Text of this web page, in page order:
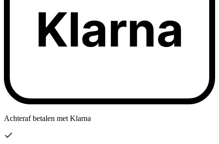
Klarna
Achteraf betalen met Klarna